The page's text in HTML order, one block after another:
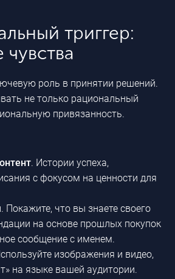
триггер:
чувства
роль в принятии решений.
не только рациональный
привязанность.
. Истории успеха,
с фокусом на ценности для
. Покажите, что вы знаете своего
на основе прошлых покупок
сообщение с именем.
изображения и видео,
на языке вашей аудитории.